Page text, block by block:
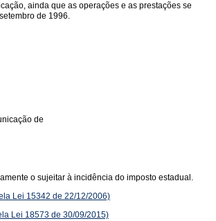
ainda que as operações e as prestações se
de 1996.
de
o sujeitar à incidência do imposto estadual.
Lei 15342 de 22/12/2006)
Lei 18573 de 30/09/2015)